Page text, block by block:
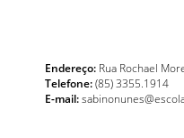
Endereço: Rua Rochael
Telefone:(85) 3355.1914
E-mail: